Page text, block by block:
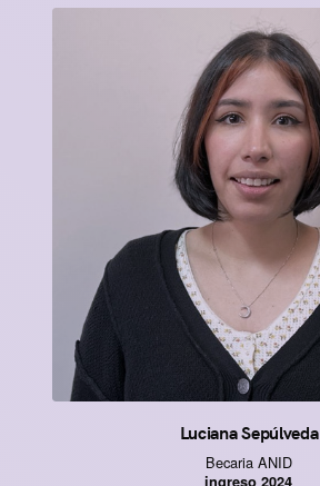
Luciana Sepúlveda
Becaria ANID
ingreso 2024